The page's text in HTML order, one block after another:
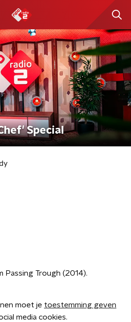
Special
Passing Trough (2014).
moet je toestemming geven
media cookies.